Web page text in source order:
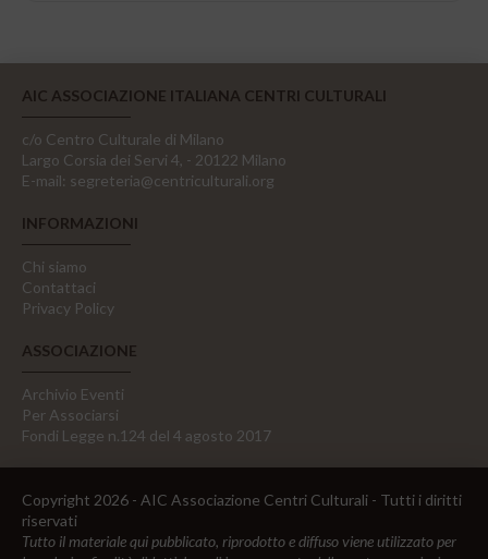
AIC ASSOCIAZIONE ITALIANA CENTRI CULTURALI
c/o Centro Culturale di Milano
Largo Corsia dei Servi 4, - 20122 Milano
E-mail: segreteria@centriculturali.org
INFORMAZIONI
Chi siamo
Contattaci
Privacy Policy
ASSOCIAZIONE
Archivio Eventi
Per Associarsi
Fondi Legge n.124 del 4 agosto 2017
Copyright 2026 - AIC Associazione Centri Culturali - Tutti i diritti
riservati
Tutto il materiale qui pubblicato, riprodotto e diffuso viene utilizzato per